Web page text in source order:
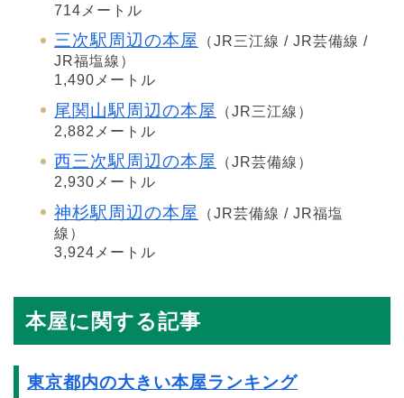
714メートル
三次駅周辺の本屋
（JR三江線 / JR芸備線 /
JR福塩線）
1,490メートル
尾関山駅周辺の本屋
（JR三江線）
2,882メートル
西三次駅周辺の本屋
（JR芸備線）
2,930メートル
神杉駅周辺の本屋
（JR芸備線 / JR福塩
線）
3,924メートル
本屋に関する記事
東京都内の大きい本屋ランキング